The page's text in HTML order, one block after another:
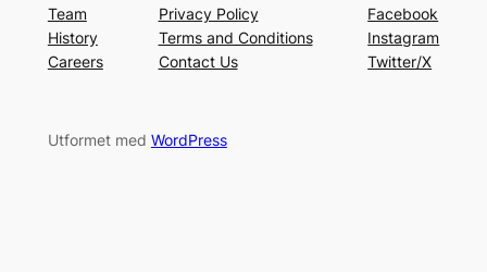
Team
History
Careers
Privacy Policy
Terms and Conditions
Contact Us
Facebook
Instagram
Twitter/X
Utformet med WordPress